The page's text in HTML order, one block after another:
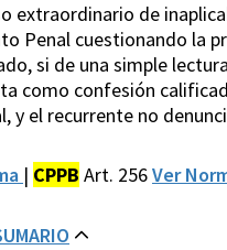
extraordinario de
Penal cuestionando la
si de una simple
como confesión
y el recurrente no
| CPPB Art. 256Ver